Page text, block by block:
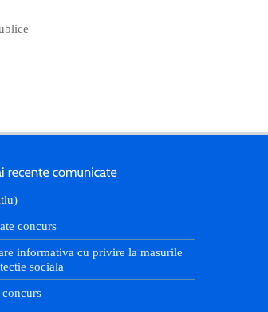
concurs
informativa cu privire la masurile
sociala